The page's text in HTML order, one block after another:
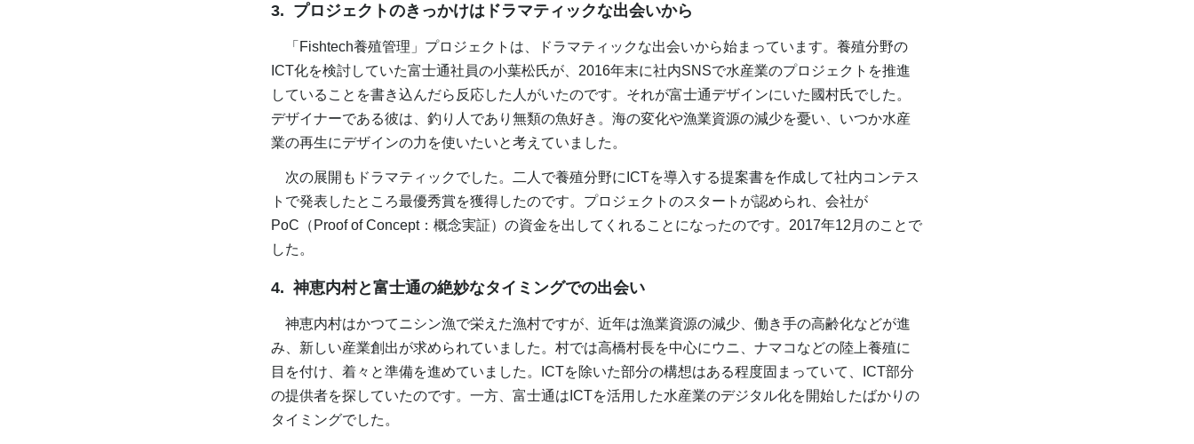
3. プロジェクトのきっかけはドラマティックな出会いから
「Fishtech養殖管理」プロジェクトは、ドラマティックな出会いから始まっています。養殖分野の
ICT化を検討していた富士通社員の小葉松氏が、2016年末に社内SNSで水産業のプロジェクトを推進
していることを書き込んだら反応した人がいたのです。それが富士通デザインにいた國村氏でした。
デザイナーである彼は、釣り人であり無類の魚好き。海の変化や漁業資源の減少を憂い、いつか水産
業の再生にデザインの力を使いたいと考えていました。
次の展開もドラマティックでした。二人で養殖分野にICTを導入する提案書を作成して社内コンテス
トで発表したところ最優秀賞を獲得したのです。プロジェクトのスタートが認められ、会社が
PoC（Proof of Concept：概念実証）の資金を出してくれることになったのです。2017年12月のことで
した。
4. 神恵内村と富士通の絶妙なタイミングでの出会い
神恵内村はかつてニシン漁で栄えた漁村ですが、近年は漁業資源の減少、働き手の高齢化などが進
み、新しい産業創出が求められていました。村では高橋村長を中心にウニ、ナマコなどの陸上養殖に
目を付け、着々と準備を進めていました。ICTを除いた部分の構想はある程度固まっていて、ICT部分
の提供者を探していたのです。一方、富士通はICTを活用した水産業のデジタル化を開始したばかりの
タイミングでした。